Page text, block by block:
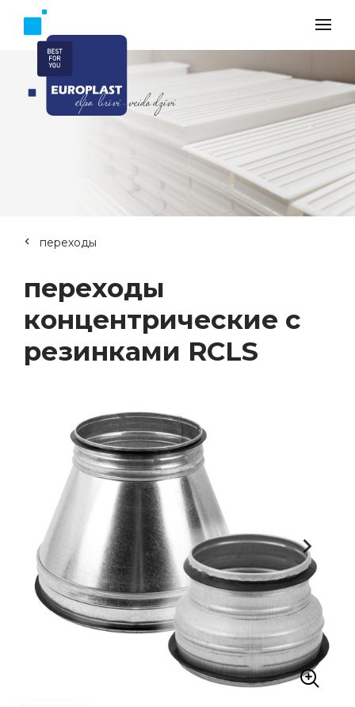
переходы
переходы
концентрические с
резинками RCLS